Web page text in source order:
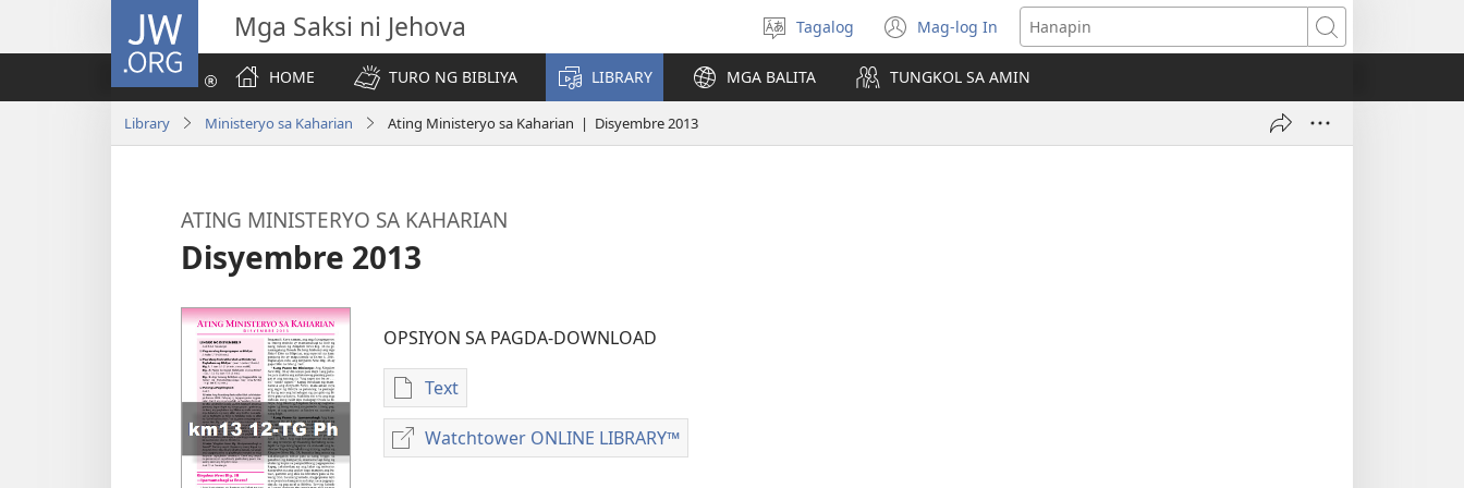
JW.ORG Mga Saksi ni Jehova
Pumili
ng
wika
Tagalog Mag-log In
(may
bubukas
na
bagong
Hanapin
HOME
TURO NG BIBLIYA LIBRARY MGA BALITA TUNGKOL SA AMIN
Library Ministeryo sa Kaharian Ating Ministeryo sa Kaharian | Disyembre 2013
ATING MINISTERYO SA KAHARIAN
Disyembre 2013
OPSIYON SA PAGDA-DOWNLOAD
Text
Opsiyon
sa
pagda-
Watchtower ONLINE LIBRARY™
Watchtower